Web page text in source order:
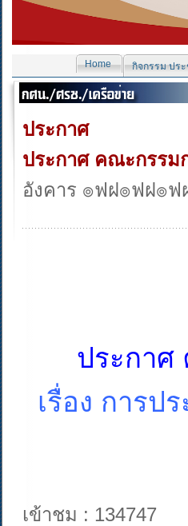
Home กิจกรรม ปร
ประกาศ
ประกาศ คณะกรรม
อังคาร ๏ฟฝ๏ฟฝ๏
ประกาศ
เรื่อง การป
เข้าชม : 134747